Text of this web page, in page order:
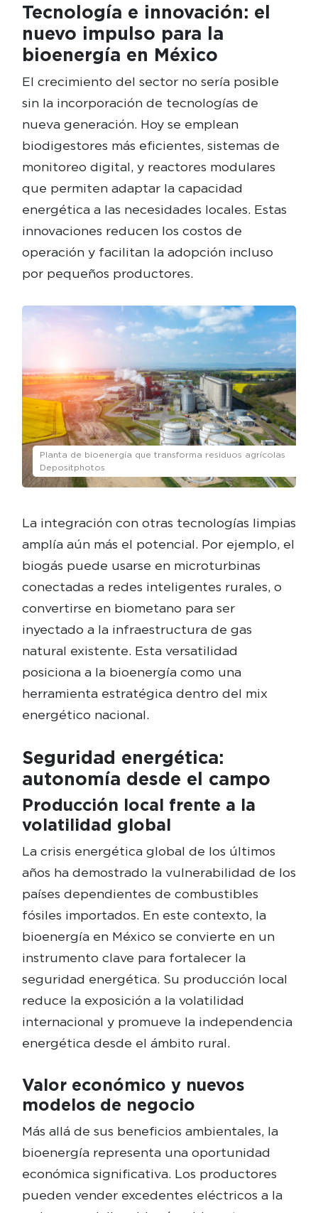
Tecnología e innovación: el
nuevo impulso para la
bioenergía en México
El crecimiento del sector no sería posible
sin la incorporación de tecnologías de
nueva generación. Hoy se emplean
biodigestores más eficientes, sistemas de
monitoreo digital, y reactores modulares
que permiten adaptar la capacidad
energética a las necesidades locales. Estas
innovaciones reducen los costos de
operación y facilitan la adopción incluso
por pequeños productores.
Planta de bioenergía que transforma residuos agrícolas
Depositphotos
La integración con otras tecnologías limpias
amplía aún más el potencial. Por ejemplo, el
biogás puede usarse en microturbinas
conectadas a redes inteligentes rurales, o
convertirse en biometano para ser
inyectado a la infraestructura de gas
natural existente. Esta versatilidad
posiciona a la bioenergía como una
herramienta estratégica dentro del mix
energético nacional.
Seguridad energética:
autonomía desde el campo
Producción local frente a la
volatilidad global
La crisis energética global de los últimos
años ha demostrado la vulnerabilidad de los
países dependientes de combustibles
fósiles importados. En este contexto, la
bioenergía en México se convierte en un
instrumento clave para fortalecer la
seguridad energética. Su producción local
reduce la exposición a la volatilidad
internacional y promueve la independencia
energética desde el ámbito rural.
Valor económico y nuevos
modelos de negocio
Más allá de sus beneficios ambientales, la
bioenergía representa una oportunidad
económica significativa. Los productores
pueden vender excedentes eléctricos a la